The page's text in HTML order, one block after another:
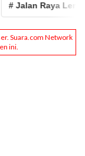
# Jalan Raya